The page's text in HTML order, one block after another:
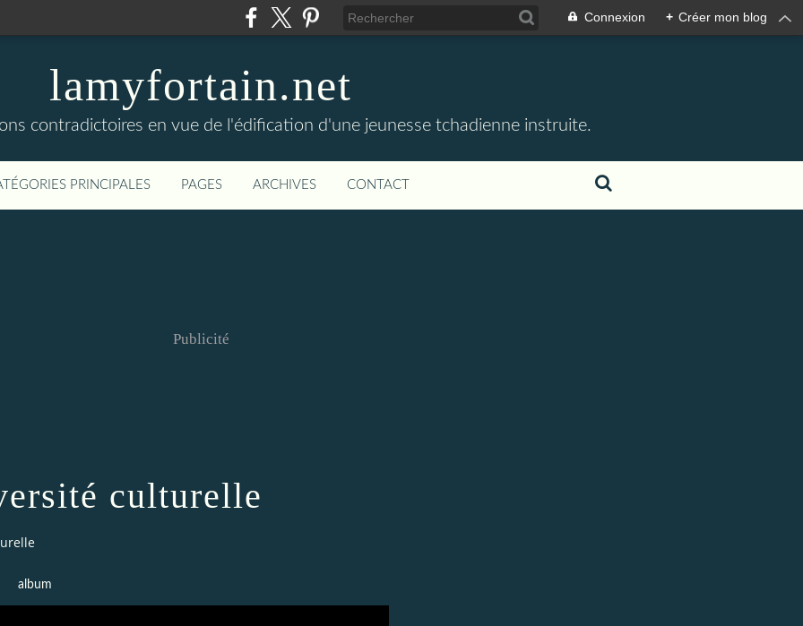
Connexion + Créer mon blog
lamyfortain.net
contradictoires en vue de l'édification d'une jeunesse tchadienne instruite.
PRINCIPALES PAGES ARCHIVES CONTACT
Publicité
culturelle
album